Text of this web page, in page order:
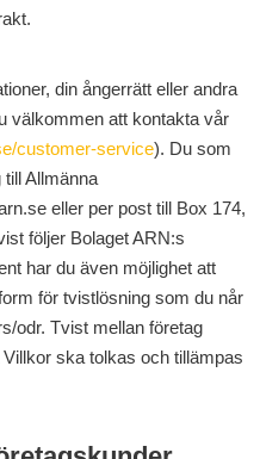
din ångerrätt eller andra
välkommen att kontakta vår
customer-service). Du som
Allmänna
eller per post till Box 174,
följer Bolaget ARN:s
har du även möjlighet att
för tvistlösning som du når
odr. Tvist mellan företag
ska tolkas och tillämpas